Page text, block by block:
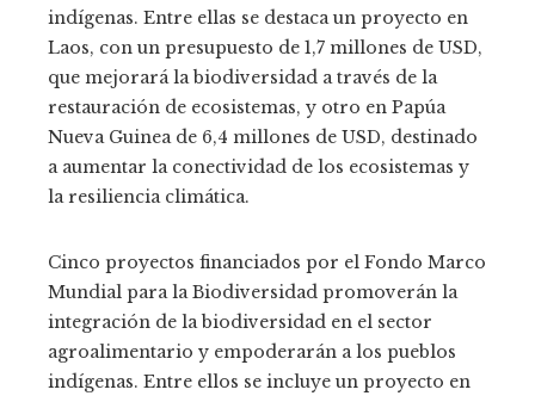
indígenas. Entre ellas se destaca un proyecto en
Laos, con un presupuesto de 1,7 millones de USD,
que mejorará la biodiversidad a través de la
restauración de ecosistemas, y otro en Papúa
Nueva Guinea de 6,4 millones de USD, destinado
a aumentar la conectividad de los ecosistemas y
la resiliencia climática.
Cinco proyectos financiados por el Fondo Marco
Mundial para la Biodiversidad promoverán la
integración de la biodiversidad en el sector
agroalimentario y empoderarán a los pueblos
indígenas. Entre ellos se incluye un proyecto en